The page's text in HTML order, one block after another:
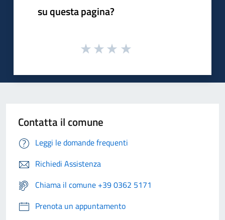
su questa pagina?
Contatta il comune
Leggi le domande frequenti
Richiedi Assistenza
Chiama il comune +39 0362 5171
Prenota un appuntamento